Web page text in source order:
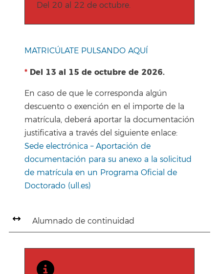
Del 20 al 22 de octubre.
MATRICÚLATE PULSANDO AQUÍ
* Del 13 al 15 de octubre de 2026.
En caso de que le corresponda algún
descuento o exención en el importe de la
matrícula, deberá aportar la documentación
justificativa a través del siguiente enlace:
Sede electrónica – Aportación de
documentación para su anexo a la solicitud
de matrícula en un Programa Oficial de
Doctorado (ull.es)
Alumnado de continuidad